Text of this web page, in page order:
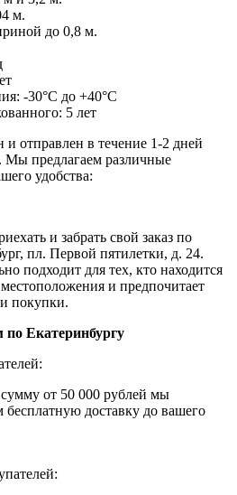
м.
до 0,8 м.
-30°C до +40°C
5 лет
и отправлен в течение 1-2 дней
Мы предлагаем различные
удобства:
и забрать свой заказ по
пл. Первой пятилетки, д. 24.
подходит для тех, кто находится
и предпочитает
покупки.
по Екатеринбургу
от 50 000 рублей мы
бесплатную доставку до вашего